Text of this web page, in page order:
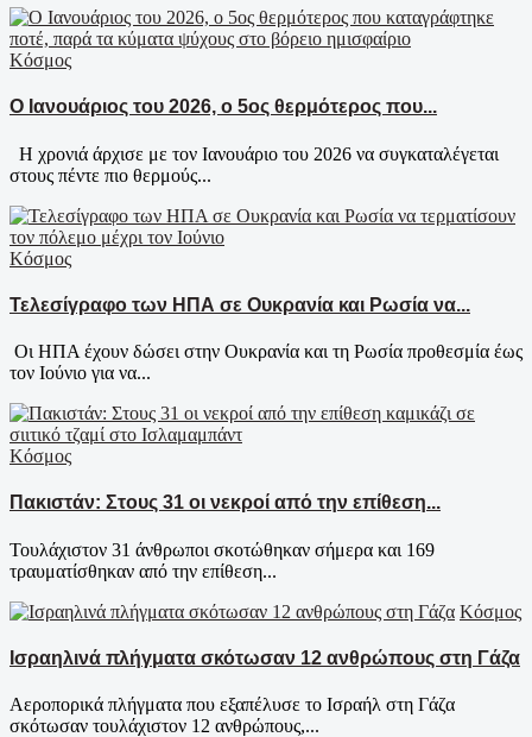
Κόσμος
Ο Ιανουάριος του 2026, ο 5ος θερμότερος που...
Η χρονιά άρχισε με τον Ιανουάριο του 2026 να συγκαταλέγεται
στους πέντε πιο θερμούς...
Κόσμος
Τελεσίγραφο των ΗΠΑ σε Ουκρανία και Ρωσία να...
Οι ΗΠΑ έχουν δώσει στην Ουκρανία και τη Ρωσία προθεσμία έως
τον Ιούνιο για να...
Κόσμος
Πακιστάν: Στους 31 οι νεκροί από την επίθεση...
Τουλάχιστον 31 άνθρωποι σκοτώθηκαν σήμερα και 169
τραυματίσθηκαν από την επίθεση...
Κόσμος
Ισραηλινά πλήγματα σκότωσαν 12 ανθρώπους στη Γάζα
Αεροπορικά πλήγματα που εξαπέλυσε το Ισραήλ στη Γάζα
σκότωσαν τουλάχιστον 12 ανθρώπους,...